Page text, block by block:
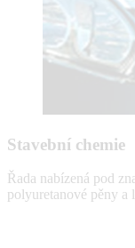
Stavební chemie
Řada nabízená pod
polyuretanové pěny a